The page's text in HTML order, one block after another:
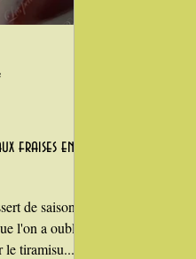
fraises entre
de saison
l'on a oublié
le tiramisu...